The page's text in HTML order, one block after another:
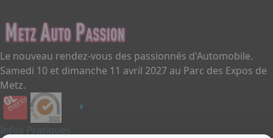
Le nouveau rendez-vous des passionnés d'Automobile.
Samedi 10 et dimanche 11 avril 2027 au Parc des Expos de
Metz.
Infos Pratiques